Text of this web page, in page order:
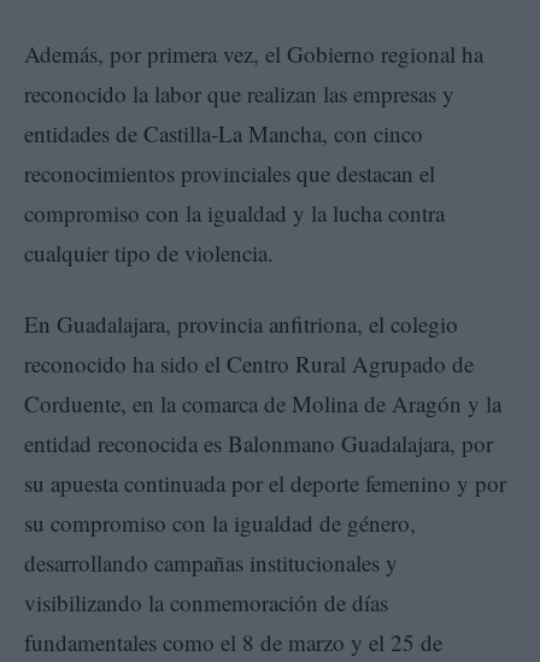
Además, por primera vez, el Gobierno regional ha
reconocido la labor que realizan las empresas y
entidades de Castilla-La Mancha, con cinco
reconocimientos provinciales que destacan el
compromiso con la igualdad y la lucha contra
cualquier tipo de violencia.
En Guadalajara, provincia anfitriona, el colegio
reconocido ha sido el Centro Rural Agrupado de
Corduente, en la comarca de Molina de Aragón y la
entidad reconocida es Balonmano Guadalajara, por
su apuesta continuada por el deporte femenino y por
su compromiso con la igualdad de género,
desarrollando campañas institucionales y
visibilizando la conmemoración de días
fundamentales como el 8 de marzo y el 25 de